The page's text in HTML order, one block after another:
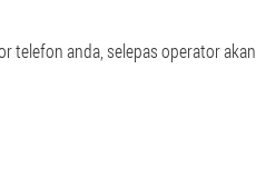
telefon anda, selepas operator akan